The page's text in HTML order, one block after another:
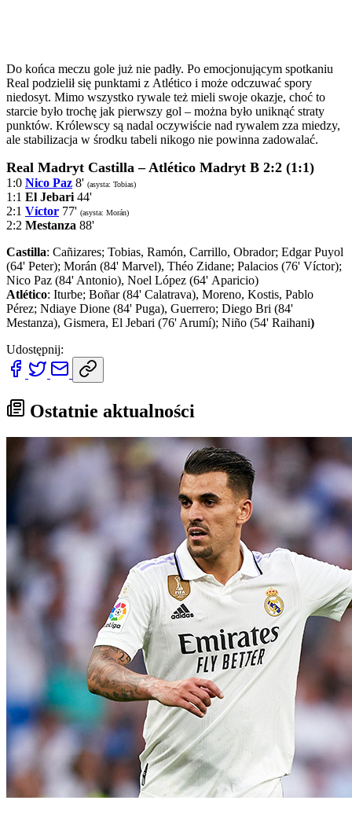
Do końca meczu gole już nie padły. Po emocjonującym spotkaniu
Real podzielił się punktami z Atlético i może odczuwać spory
niedosyt. Mimo wszystko rywale też mieli swoje okazje, choć to
starcie było trochę jak pierwszy gol – można było uniknąć straty
punktów. Królewscy są nadal oczywiście nad rywalem zza miedzy,
ale stabilizacja w środku tabeli nikogo nie powinna zadowalać.
Real Madryt Castilla – Atlético Madryt B 2:2 (1:1)
1:0 Nico Paz 8' (asysta: Tobias)
1:1 El Jebari 44'
2:1 Víctor 77' (asysta: Morán)
2:2 Mestanza 88'
Castilla: Cañizares; Tobias, Ramón, Carrillo, Obrador; Edgar Puyol
(64' Peter); Morán (84' Marvel), Théo Zidane; Palacios (76' Víctor);
Nico Paz (84' Antonio), Noel López (64' Aparicio)
Atlético: Iturbe; Boñar (84' Calatrava), Moreno, Kostis, Pablo
Pérez; Ndiaye Dione (84' Puga), Guerrero; Diego Bri (84'
Mestanza), Gismera, El Jebari (76' Arumí); Niño (54' Raihani)
Udostępnij:
Ostatnie aktualności